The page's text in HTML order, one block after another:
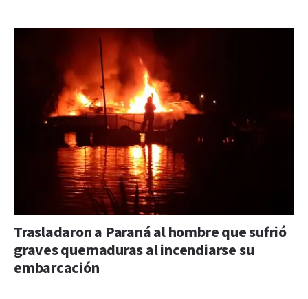
Trasladaron a Paraná al hombre que sufrió
graves quemaduras al incendiarse su
embarcación